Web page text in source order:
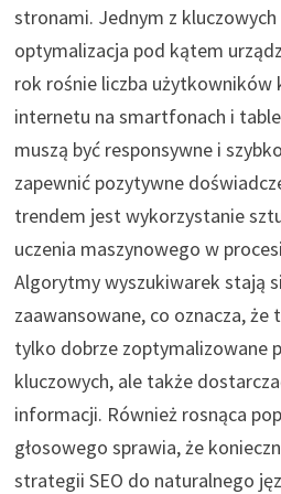
stronami. Jednym z
optymalizacja pod kątem
rok rośnie liczba użytkowników
internetu na smartfonach i
muszą być responsywne i
zapewnić pozytywne
trendem jest wykorzystanie
uczenia maszynowego w
Algorytmy wyszukiwarek stają
zaawansowane, co oznacza, że
tylko dobrze zoptymalizowane
kluczowych, ale także
informacji. Również rosnąca
głosowego sprawia, że
strategii SEO do naturalnego